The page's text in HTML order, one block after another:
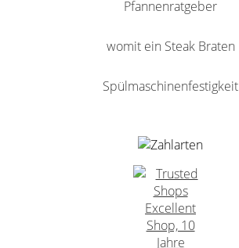
Pfannenratgeber
womit ein Steak Braten
Spülmaschinenfestigkeit